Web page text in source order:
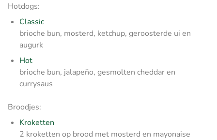
Hotdogs:
Classic
brioche bun, mosterd, ketchup, geroosterde ui en
augurk
Hot
brioche bun, jalapeño, gesmolten cheddar en
currysaus
Broodjes:
Kroketten
2 kroketten op brood met mosterd en mayonaise